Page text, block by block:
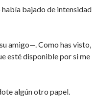
bajado de intensidad
amigo—. Como has visto,
esté disponible por si me
algún otro papel.